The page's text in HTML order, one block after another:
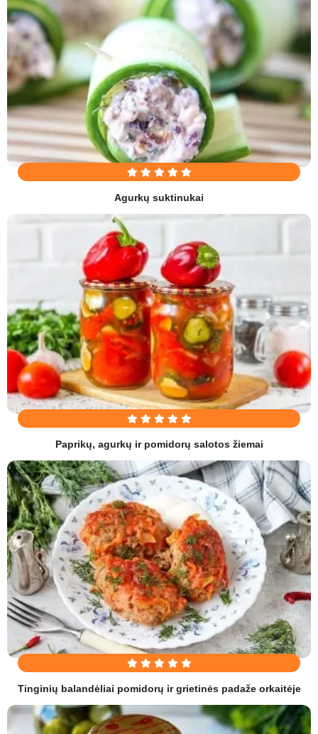
Agurkų suktinukai
Paprikų, agurkų ir pomidorų salotos žiemai
Tinginių balandėliai pomidorų ir grietinės padaže orkaitėje